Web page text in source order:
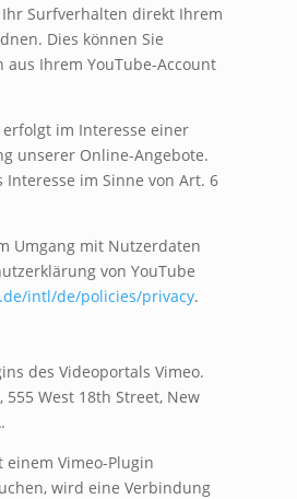
Surfverhalten direkt Ihrem
Dies können Sie
Ihrem YouTube-Account
im Interesse einer
unserer Online-Angebote.
im Sinne von Art. 6
Umgang mit Nutzerdaten
von YouTube
intl/de/policies/privacy.
des Videoportals Vimeo.
West 18th Street, New
Vimeo-Plugin
wird eine Verbindung